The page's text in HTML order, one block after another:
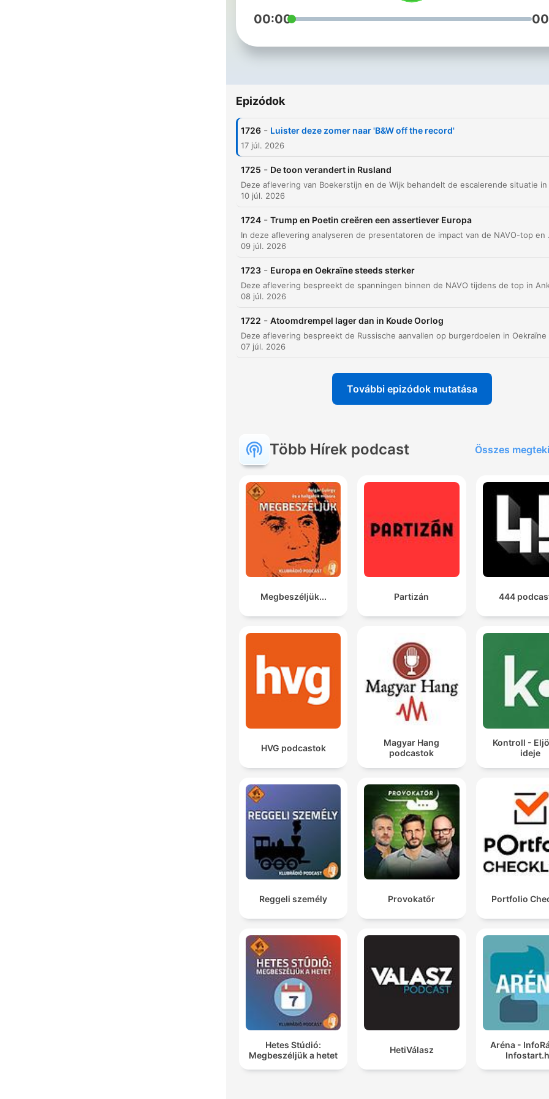
00:00
Epizódok
1726 - Luister deze zomer naar 'B&W off the record'
17 júl. 2026
1725 - De toon verandert in Rusland
10 júl. 2026
1724 - Trump en Poetin creëren een assertiever Europa
In deze aflevering analyseren de presentatoren de impact van de
09 júl. 2026
1723 - Europa en Oekraïne steeds sterker
08 júl. 2026
1722 - Atoomdrempel lager dan in Koude Oorlog
07 júl. 2026
További epizódok mutatása
Több Hírek podcast Összes
Megbeszéljük... Partizán 444
HVG podcastok
Magyar Hang
podcastok
Kontroll -
ideje
Reggeli személy Provokatőr Portfolio
Hetes Stúdió:
Megbeszéljük a hetet
HetiVálasz
Aréna -